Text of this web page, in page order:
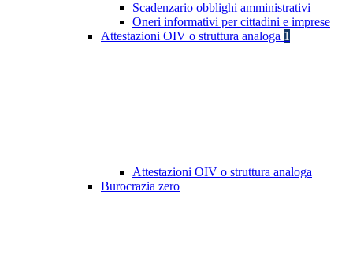
Scadenzario obblighi amministrativi
Oneri informativi per cittadini e imprese
Attestazioni OIV o struttura analoga 1
Attestazioni OIV o struttura analoga
Burocrazia zero